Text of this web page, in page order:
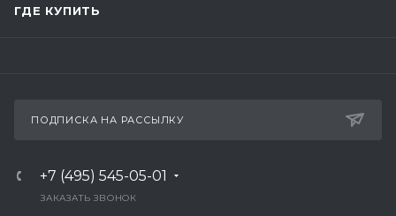
ГДЕ КУПИТЬ
ПОДПИСКА НА РАССЫЛКУ
+7 (495) 545-05-01
ЗАКАЗАТЬ ЗВОНОК